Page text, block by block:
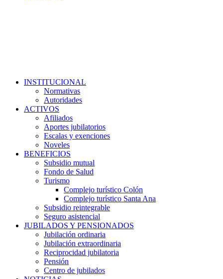
INSTITUCIONAL
Normativas
Autoridades
ACTIVOS
Afiliados
Aportes jubilatorios
Escalas y exenciones
Noveles
BENEFICIOS
Subsidio mutual
Fondo de Salud
Turismo
Complejo turístico Colón
Complejo turístico Santa Ana
Subsidio reintegrable
Seguro asistencial
JUBILADOS Y PENSIONADOS
Jubilación ordinaria
Jubilación extraordinaria
Reciprocidad jubilatoria
Pensión
Centro de jubilados